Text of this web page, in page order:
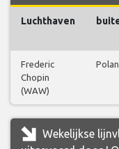
Luchthaven
Frederic
Chopin
(WAW)
Wekelijkse